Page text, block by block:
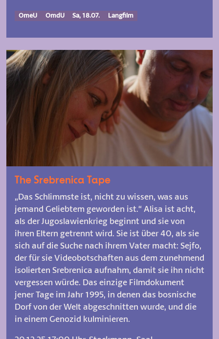
OmeU OmdU Sa, 18.07. Langfilm
The Srebrenica Tape
„Das Schlimmste ist, nicht zu wissen, was aus
jemand Geliebtem geworden ist.“ Alisa ist acht,
als der Jugoslawienkrieg beginnt und sie von
ihren Eltern getrennt wird. Sie ist über 40, als sie
sich auf die Suche nach ihrem Vater macht: Sejfo,
der für sie Videobotschaften aus dem zunehmend
isolierten Srebrenica aufnahm, damit sie ihn nicht
vergessen würde. Das einzige Filmdokument
jener Tage im Jahr 1995, in denen das bosnische
Dorf von der Welt abgeschnitten wurde, und die
in einem Genozid kulminieren.